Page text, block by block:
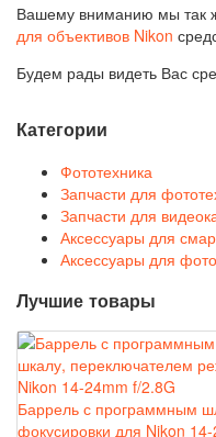
Вашему вниманию мы так
для объективов Nikon
Будем рады видеть Вас
Категории
Фототехника
Запчасти для
Запчасти для
Аксессуары для
Аксессуары для
Лучшие товары
Баррель с программным
фокусировки для Nikon